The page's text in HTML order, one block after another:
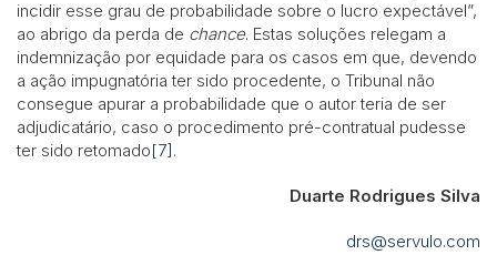
incidir esse grau de probabilidade sobre o lucro expectável”,
ao abrigo da perda de chance. Estas soluções relegam a
indemnização por equidade para os casos em que, devendo
a ação impugnatória ter sido procedente, o Tribunal não
consegue apurar a probabilidade que o autor teria de ser
adjudicatário, caso o procedimento pré-contratual pudesse
ter sido retomado[7].
Duarte Rodrigues Silva
drs@servulo.com